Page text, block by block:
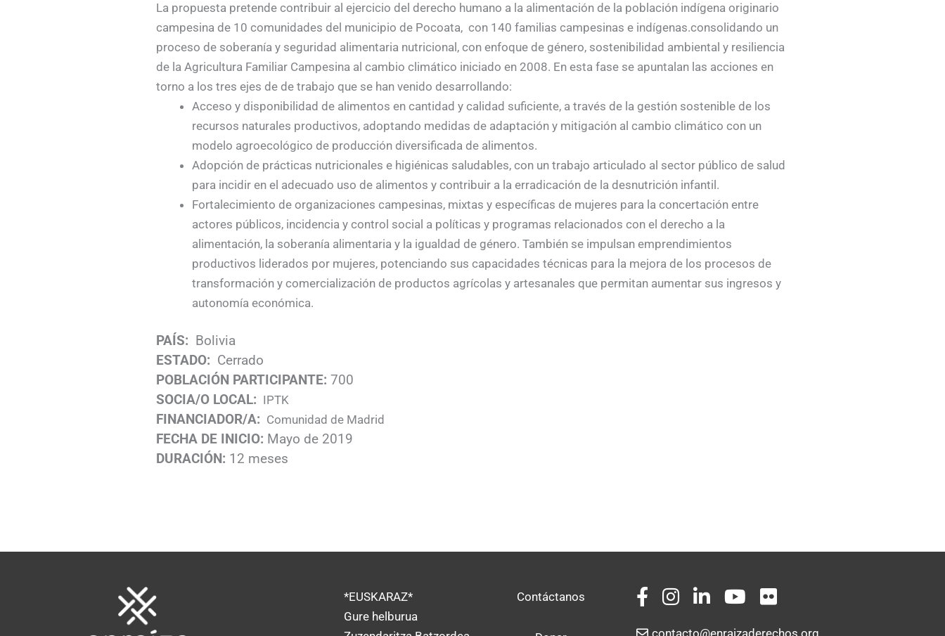
La propuesta pretende contribuir al ejercicio del derecho humano a la alimentación de la población indígena originario
campesina de 10 comunidades del municipio de Pocoata, con 140 familias campesinas e indígenas.consolidando un
proceso de soberanía y seguridad alimentaria nutricional, con enfoque de género, sostenibilidad ambiental y resiliencia
de la Agricultura Familiar Campesina al cambio climático iniciado en 2008. En esta fase se apuntalan las acciones en
torno a los tres ejes de de trabajo que se han venido desarrollando:
Acceso y disponibilidad de alimentos en cantidad y calidad suficiente, a través de la gestión sostenible de los
recursos naturales productivos, adoptando medidas de adaptación y mitigación al cambio climático con un
modelo agroecológico de producción diversificada de alimentos.
Adopción de prácticas nutricionales e higiénicas saludables, con un trabajo articulado al sector público de salud
para incidir en el adecuado uso de alimentos y contribuir a la erradicación de la desnutrición infantil.
Fortalecimiento de organizaciones campesinas, mixtas y específicas de mujeres para la concertación entre
actores públicos, incidencia y control social a políticas y programas relacionados con el derecho a la
alimentación, la soberanía alimentaria y la igualdad de género. También se impulsan emprendimientos
productivos liderados por mujeres, potenciando sus capacidades técnicas para la mejora de los procesos de
transformación y comercialización de productos agrícolas y artesanales que permitan aumentar sus ingresos y
autonomía económica.
PAÍS: Bolivia
ESTADO: Cerrado
POBLACIÓN PARTICIPANTE: 700
SOCIA/O LOCAL: IPTK
FINANCIADOR/A: Comunidad de Madrid
FECHA DE INICIO: Mayo de 2019
DURACIÓN: 12 meses
*EUSKARAZ*
Gure helburua
Contáctanos
contacto@enraizaderechos.org